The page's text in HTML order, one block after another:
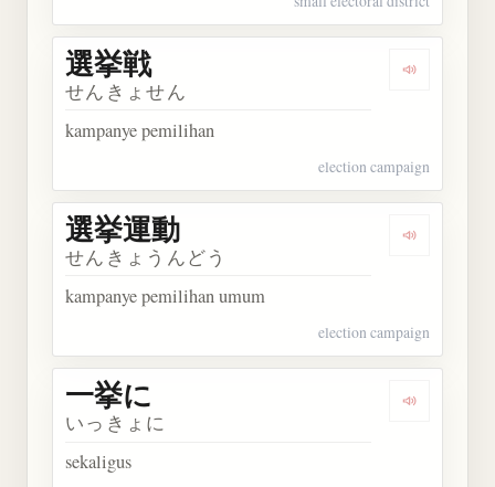
Dengarkan
選挙戦
せんきょせん
kampanye pemilihan
election campaign
Dengarkan
選挙運動
せんきょうんどう
kampanye pemilihan umum
election campaign
Dengarkan
一挙に
いっきょに
sekaligus